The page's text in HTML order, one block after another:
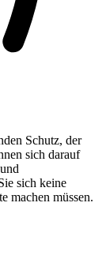
Schutz, der
sich darauf
sich keine
machen müssen.